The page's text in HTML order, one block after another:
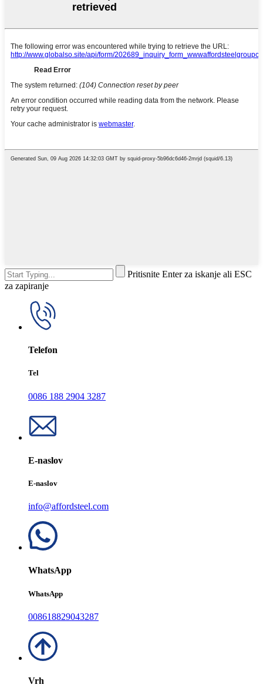
Pritisnite Enter za iskanje ali ESC
za zapiranje
Telefon
Tel
0086 188 2904 3287
E-naslov
E-naslov
info@affordsteel.com
WhatsApp
WhatsApp
008618829043287
Vrh